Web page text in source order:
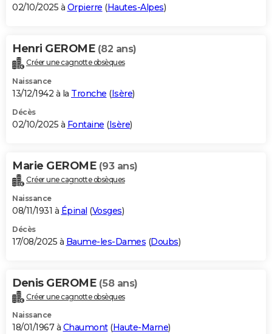
02/10/2025 à Orpierre (Hautes-Alpes)
Henri GEROME (82 ans)
Créer une cagnotte obsèques
Naissance
13/12/1942 à la Tronche (Isère)
Décès
02/10/2025 à Fontaine (Isère)
Marie GEROME (93 ans)
Créer une cagnotte obsèques
Naissance
08/11/1931 à Épinal (Vosges)
Décès
17/08/2025 à Baume-les-Dames (Doubs)
Denis GEROME (58 ans)
Créer une cagnotte obsèques
Naissance
18/01/1967 à Chaumont(Haute-Marne)